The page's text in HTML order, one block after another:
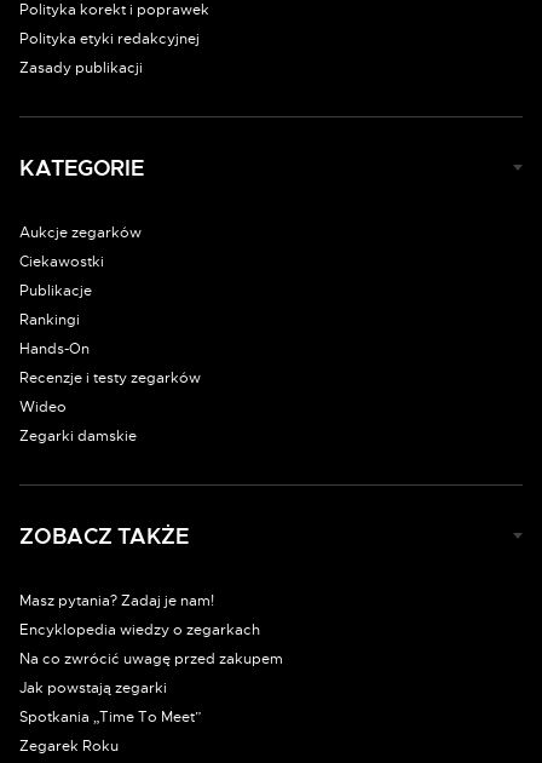
Polityka korekt i poprawek
Polityka etyki redakcyjnej
Zasady publikacji
KATEGORIE
Aukcje zegarków
Ciekawostki
Publikacje
Rankingi
Hands-On
Recenzje i testy zegarków
Wideo
Zegarki damskie
ZOBACZ TAKŻE
Masz pytania? Zadaj je nam!
Encyklopedia wiedzy o zegarkach
Na co zwrócić uwagę przed zakupem
Jak powstają zegarki
Spotkania „Time To Meet”
Zegarek Roku